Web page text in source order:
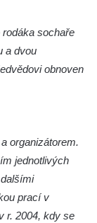
sochaře
a dvou
obnoven
organizátorem.
jednotlivých
prací v
r. 2004, kdy se